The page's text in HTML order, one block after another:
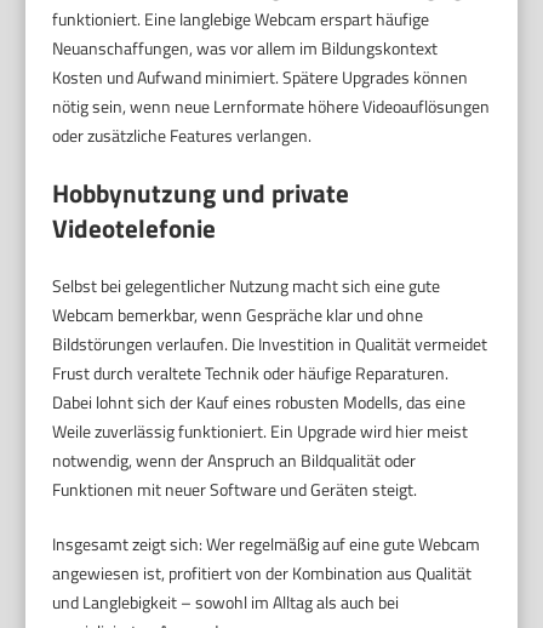
funktioniert. Eine langlebige Webcam erspart häufige
Neuanschaffungen, was vor allem im Bildungskontext
Kosten und Aufwand minimiert. Spätere Upgrades können
nötig sein, wenn neue Lernformate höhere Videoauflösungen
oder zusätzliche Features verlangen.
Hobbynutzung und private
Videotelefonie
Selbst bei gelegentlicher Nutzung macht sich eine gute
Webcam bemerkbar, wenn Gespräche klar und ohne
Bildstörungen verlaufen. Die Investition in Qualität vermeidet
Frust durch veraltete Technik oder häufige Reparaturen.
Dabei lohnt sich der Kauf eines robusten Modells, das eine
Weile zuverlässig funktioniert. Ein Upgrade wird hier meist
notwendig, wenn der Anspruch an Bildqualität oder
Funktionen mit neuer Software und Geräten steigt.
Insgesamt zeigt sich: Wer regelmäßig auf eine gute Webcam
angewiesen ist, profitiert von der Kombination aus Qualität
und Langlebigkeit – sowohl im Alltag als auch bei